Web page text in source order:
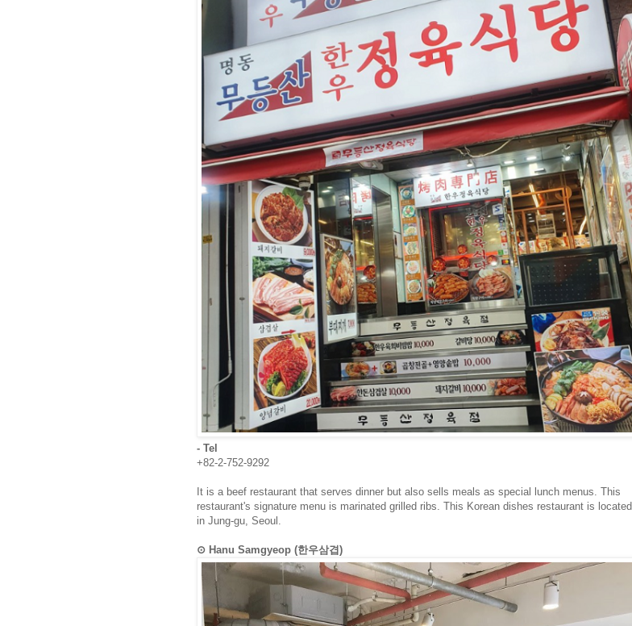
- Tel
+82-2-752-9292
It is a beef restaurant that serves dinner but also sells meals as special lunch menus. This
restaurant's signature menu is marinated grilled ribs. This Korean dishes restaurant is located
in Jung-gu, Seoul.
⊙ Hanu Samgyeop (한우삼겹)